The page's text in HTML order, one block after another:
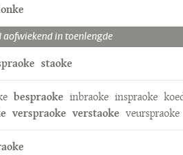
in toenlengde
staoke
bespraoke inbraoke inspraoke
verspraoke verstaoke veurspraoke